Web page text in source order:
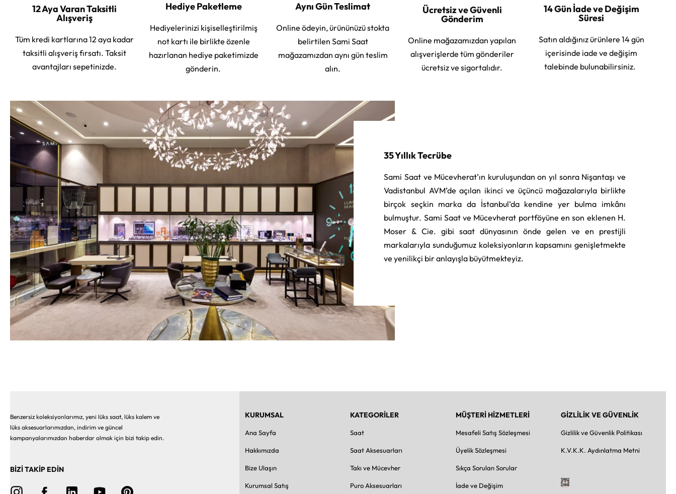
12 Aya Varan Taksitli
Alışveriş
Tüm kredi kartlarına 12 aya kadar
taksitli alışveriş fırsatı. Taksit
avantajları sepetinizde.
Hediye Paketleme
Hediyelerinizi kişiselleştirilmiş
not kartı ile birlikte özenle
hazırlanan hediye paketimizde
gönderin.
Aynı Gün Teslimat
Online ödeyin, ürününüzü stokta
belirtilen Sami Saat
mağazamızdan aynı gün teslim
alın.
Ücretsiz ve Güvenli
Gönderim
Online mağazamızdan yapılan
alışverişlerde tüm gönderiler
ücretsiz ve sigortalıdır.
14 Gün İade ve Değişim
Süresi
Satın aldığınız ürünlere 14 gün
içerisinde iade ve değişim
talebinde bulunabilirsiniz.
35 Yıllık Tecrübe
Sami Saat ve Mücevherat’ın kuruluşundan on yıl sonra Nişantaşı ve
Vadistanbul AVM’de açılan ikinci ve üçüncü mağazalarıyla birlikte
birçok seçkin marka da İstanbul’da kendine yer bulma imkânı
bulmuştur. Sami Saat ve Mücevherat portföyüne en son eklenen H.
Moser & Cie. gibi saat dünyasının önde gelen ve en prestijli
markalarıyla sunduğumuz koleksiyonların kapsamını genişletmekte
ve yenilikçi bir anlayışla büyütmekteyiz.
Benzersiz koleksiyonlarımız, yeni lüks saat, lüks kalem ve
lüks aksesuarlarımızdan, indirim ve güncel
kampanyalarımızdan haberdar olmak için bizi takip edin.
BİZİ TAKİP EDİN
KURUMSAL
Ana Sayfa
Hakkımızda
Bize Ulaşın
Kurumsal Satış
KATEGORİLER
Saat
Saat Aksesuarları
Takı ve Mücevher
Puro Aksesuarları
MÜŞTERİ HİZMETLERİ
Mesafeli Satış Sözleşmesi
Üyelik Sözleşmesi
Sıkça Sorulan Sorular
İade ve Değişim
GİZLİLİK VE GÜVENLİK
Gizlilik ve Güvenlik Politikası
K.V.K.K. Aydınlatma Metni